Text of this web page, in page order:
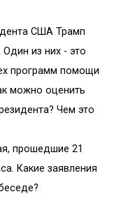
США Трамп
Один из них - это
программ помощи
можно оценить
Чем это
прошедшие 21
Какие заявления